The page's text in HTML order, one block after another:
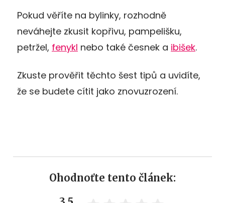
Pokud věříte na bylinky, rozhodně
neváhejte zkusit kopřivu, pampelišku,
petržel, fenykl nebo také česnek a ibišek.
Zkuste prověřit těchto šest tipů a uvidíte,
že se budete cítit jako znovuzrození.
Ohodnoťte tento článek: